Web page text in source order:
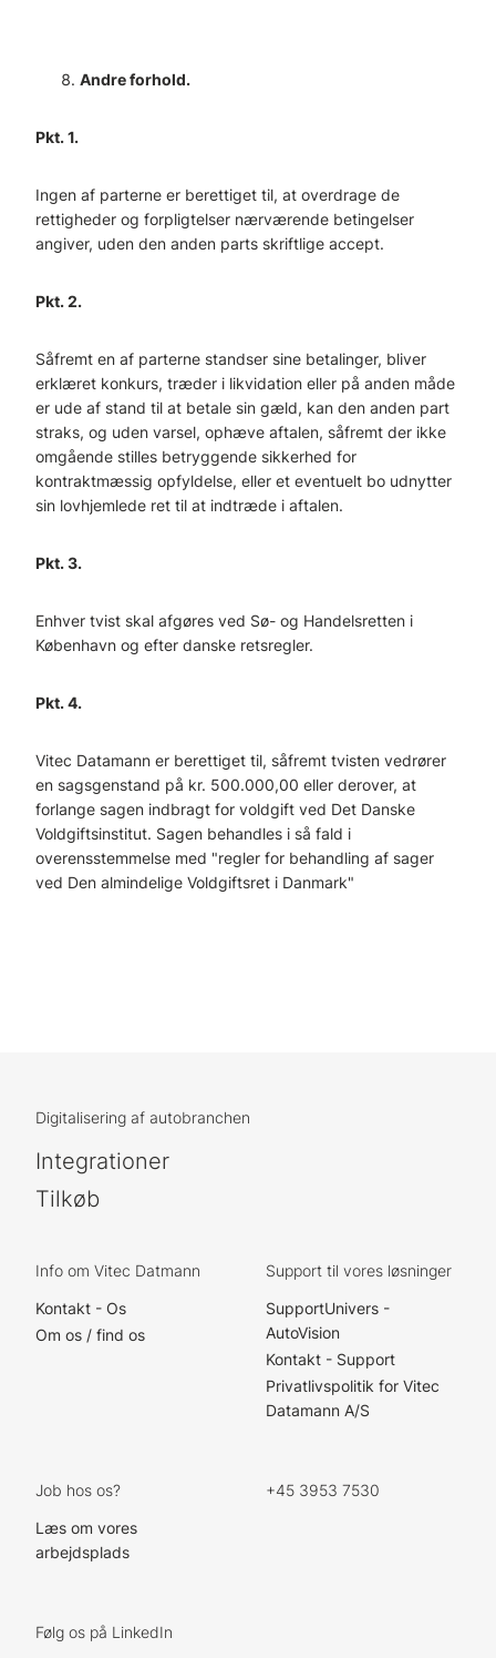
Andre forhold.
Pkt. 1.
Ingen af parterne er berettiget til, at overdrage de
rettigheder og forpligtelser nærværende betingelser
angiver, uden den anden parts skriftlige accept.
Pkt. 2.
Såfremt en af parterne standser sine betalinger, bliver
erklæret konkurs, træder i likvidation eller på anden måde
er ude af stand til at betale sin gæld, kan den anden part
straks, og uden varsel, ophæve aftalen, såfremt der ikke
omgående stilles betryggende sikkerhed for
kontraktmæssig opfyldelse, eller et eventuelt bo udnytter
sin lovhjemlede ret til at indtræde i aftalen.
Pkt. 3.
Enhver tvist skal afgøres ved Sø- og Handelsretten i
København og efter danske retsregler.
Pkt. 4.
Vitec Datamann er berettiget til, såfremt tvisten vedrører
en sagsgenstand på kr. 500.000,00 eller derover, at
forlange sagen indbragt for voldgift ved Det Danske
Voldgiftsinstitut. Sagen behandles i så fald i
overensstemmelse med "regler for behandling af sager
ved Den almindelige Voldgiftsret i Danmark"
Digitalisering af autobranchen
Integrationer
Tilkøb
Info om Vitec Datmann
Kontakt - Os
Om os / find os
Support til vores løsninger
SupportUnivers -
AutoVision
Kontakt - Support
Privatlivspolitik for Vitec
Datamann A/S
Job hos os?
Læs om vores
arbejdsplads
+45 3953 7530
Følg os på LinkedIn